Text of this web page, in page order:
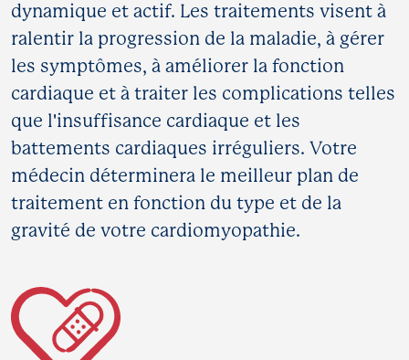
dynamique et actif. Les traitements visent à
ralentir la progression de la maladie, à gérer
les symptômes, à améliorer la fonction
cardiaque et à traiter les complications telles
que l'insuffisance cardiaque et les
battements cardiaques irréguliers. Votre
médecin déterminera le meilleur plan de
traitement en fonction du type et de la
gravité de votre cardiomyopathie.